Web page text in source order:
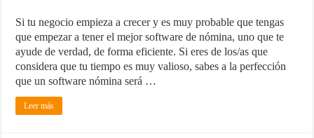
Si tu negocio empieza a crecer y es muy probable que tengas
que empezar a tener el mejor software de nómina, uno que te
ayude de verdad, de forma eficiente. Si eres de los/as que
considera que tu tiempo es muy valioso, sabes a la perfección
que un software nómina será …
Leer más